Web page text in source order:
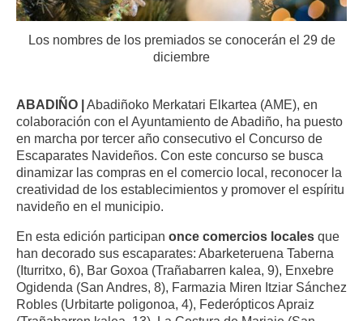
Los nombres de los premiados se conocerán el 29 de
diciembre
ABADIÑO |Abadiñoko Merkatari Elkartea (AME), en
colaboración con el Ayuntamiento de Abadiño, ha puesto
en marcha por tercer año consecutivo el Concurso de
Escaparates Navideños. Con este concurso se busca
dinamizar las compras en el comercio local, reconocer la
creatividad de los establecimientos y promover el espíritu
navideño en el municipio.
En esta edición participan once comercios locales que
han decorado sus escaparates: Abarketeruena Taberna
(Iturritxo, 6), Bar Goxoa (Trañabarren kalea, 9), Enxebre
Ogidenda (San Andres, 8), Farmazia Miren Itziar Sánchez
Robles (Urbitarte poligonoa, 4), Federópticos Apraiz